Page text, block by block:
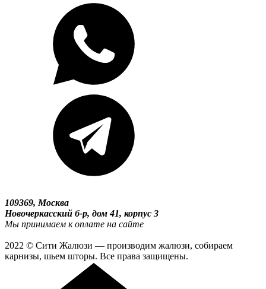
109369, Москва
Новочеркасский б-р, дом 41, корпус 3
Мы принимаем к оплате на сайте
2022 © Сити Жалюзи — производим жалюзи, собираем
карнизы, шьем шторы. Все права защищены.